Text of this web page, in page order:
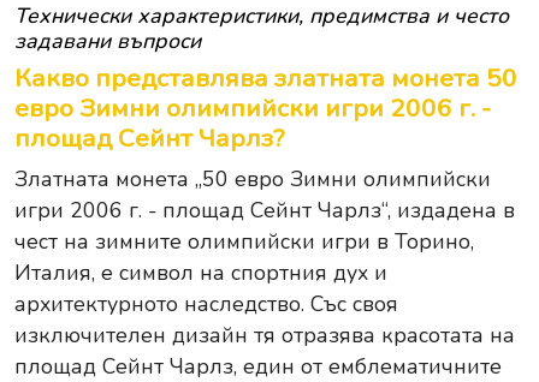
Технически характеристики, предимства и често
задавани въпроси
Какво представлява златната монета 50
евро Зимни олимпийски игри 2006 г. -
площад Сейнт Чарлз?
Златната монета „50 евро Зимни олимпийски
игри 2006 г. - площад Сейнт Чарлз“, издадена в
чест на зимните олимпийски игри в Торино,
Италия, е символ на спортния дух и
архитектурното наследство. Със своя
изключителен дизайн тя отразява красотата на
площад Сейнт Чарлз, един от емблематичните